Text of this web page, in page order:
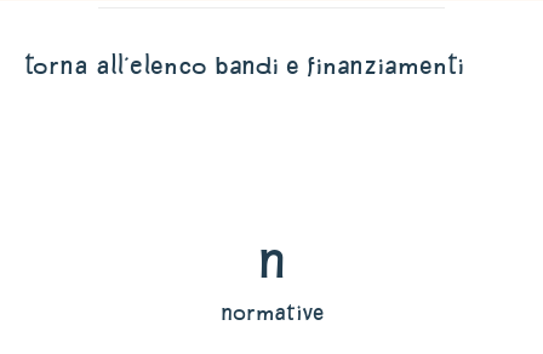
torna all'elenco bandi e finanziamenti
n
normative